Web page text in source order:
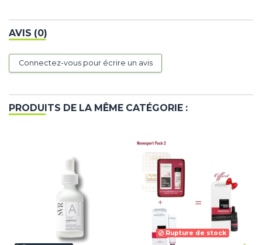
AVIS (0)
Connectez-vous pour écrire un avis
PRODUITS DE LA MÊME CATÉGORIE :
Rupture de stock